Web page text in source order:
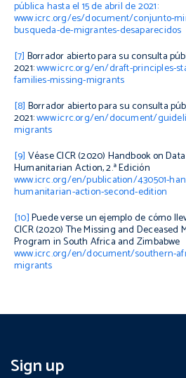
pública hasta el 15 de abril de 2021:
www.icrc.org/es/document/conjunto-
busqueda-de-migrantes-desaparecidos
[7] Borrador abierto para su consulta
2021:www.icrc.org/en/draft-principles-
families-missing-migrants
[8] Borrador abierto para su consulta
2021:www.icrc.org/en/document/
migrants
[9] Véase CICR (2020) Handbook on
Humanitarian Action, 2.ª Edición
www.icrc.org/en/publication/430501-
humanitarian-action-second-edition
[10]Puede verse un ejemplo de cómo
CICR (2020)The Missing and Deceased
Program in South Africa and Zimbabwe
www.icrc.org/en/document/southern-
migrants
Sign up